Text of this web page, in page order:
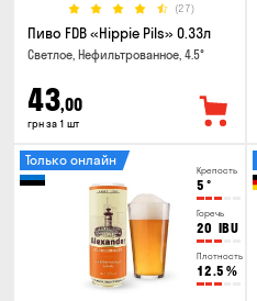
(27)
Пиво FDB «Hippie Pils» 0.33л
Светлое, Нефильтрованное, 4.5°
43,00
грн за 1 шт
Крепость
5 °
Горечь
20 IBU
Плотность
12.5 %
Только онлайн